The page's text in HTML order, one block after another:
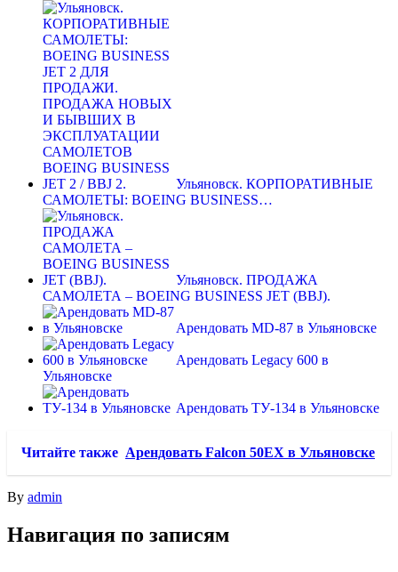
Ульяновск. КОРПОРАТИВНЫЕ
САМОЛЕТЫ: BOEING BUSINESS…
Ульяновск. ПРОДАЖА
САМОЛЕТА – BOEING BUSINESS JET (BBJ).
Арендовать MD-87 в Ульяновске
Арендовать Legacy 600 в
Ульяновске
Арендовать ТУ-134 в Ульяновске
Читайте также Арендовать Falcon 50EX в Ульяновске
By admin
Навигация по записям